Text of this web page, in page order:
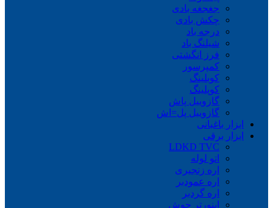
جغجغه بادی
چکش بادی
درجه باد
شیلنگ باد
فرز انگشتی
کمپرسور
کوبلینگ
کوپلینگ
گازوییل پاش
گازوییل پل=اش
ابزار باغبانی
ابزار برقی
LDKD TVC
اتو لوله
اره زنجیری
اره عمودبر
اره گردبر
اینورتر جوش